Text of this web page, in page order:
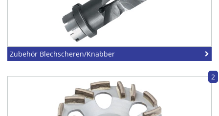
Zubehör Blechscheren/Knabber
2